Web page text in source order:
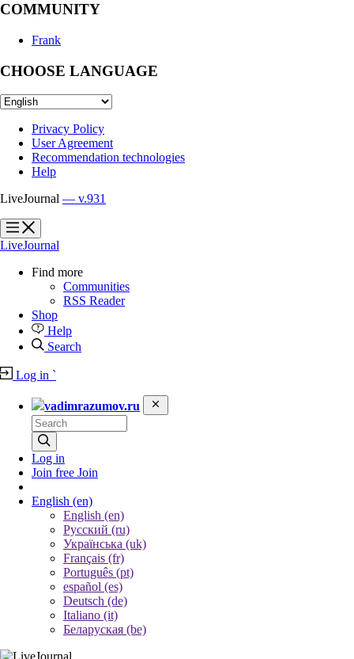
COMMUNITY
Frank
CHOOSE LANGUAGE
Privacy Policy
User Agreement
Recommendation technologies
Help
LiveJournal — v.931
?
?
LiveJournal
Find more
Communities
RSS Reader
Shop
Help
Search
Log in `
vadimrazumov.ru
Log in
Join free Join
English (en)
English (en)
Русский (ru)
Українська (uk)
Français (fr)
Português (pt)
español (es)
Deutsch (de)
Italiano (it)
Беларуская (be)